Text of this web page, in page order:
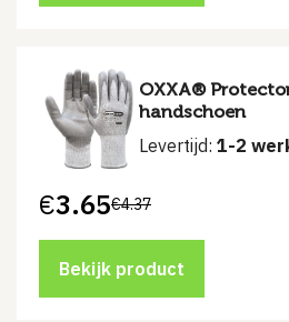
OXXA®
handschoen
Levertijd: 1-2
€4.37
€3.65
Bekijk product